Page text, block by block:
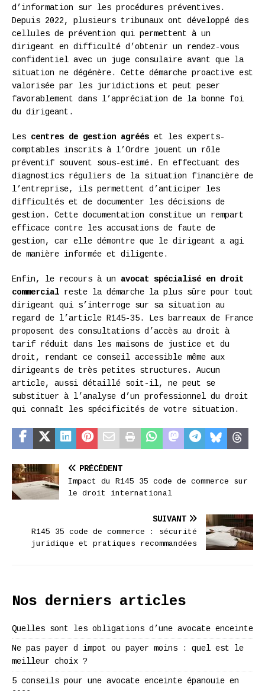
d’information sur les procédures préventives.
Depuis 2022, plusieurs tribunaux ont développé des
cellules de prévention qui permettent à un
dirigeant en difficulté d’obtenir un rendez-vous
confidentiel avec un juge consulaire avant que la
situation ne dégénère. Cette démarche proactive est
valorisée par les juridictions et peut peser
favorablement dans l’appréciation de la bonne foi
du dirigeant.
Les centres de gestion agréés et les experts-
comptables inscrits à l’Ordre jouent un rôle
préventif souvent sous-estimé. En effectuant des
diagnostics réguliers de la situation financière de
l’entreprise, ils permettent d’anticiper les
difficultés et de documenter les décisions de
gestion. Cette documentation constitue un rempart
efficace contre les accusations de faute de
gestion, car elle démontre que le dirigeant a agi
de manière informée et diligente.
Enfin, le recours à un avocat spécialisé en droit
commercial reste la démarche la plus sûre pour tout
dirigeant qui s’interroge sur sa situation au
regard de l’article R145-35. Les barreaux de France
proposent des consultations d’accès au droit à
tarif réduit dans les maisons de justice et du
droit, rendant ce conseil accessible même aux
dirigeants de très petites structures. Aucun
article, aussi détaillé soit-il, ne peut se
substituer à l’analyse d’un professionnel du droit
qui connaît les spécificités de votre situation.
PRÉCÉDENT
Impact du R145 35 code de commerce sur
le droit international
SUIVANT
R145 35 code de commerce : sécurité
juridique et pratiques recommandées
Nos derniers articles
Quelles sont les obligations d’une avocate enceinte
Ne pas payer d impot ou payer moins : quel est le
meilleur choix ?
5 conseils pour une avocate enceinte épanouie en